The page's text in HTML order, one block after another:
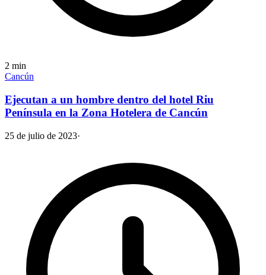
2 min
Cancún
Ejecutan a un hombre dentro del hotel Riu
Península en la Zona Hotelera de Cancún
25 de julio de 2023·